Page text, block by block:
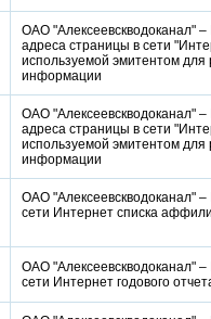
ОАО "Алексеевскводоканал"
адреса страницы в сети
используемой эмитентом для
информации
ОАО "Алексеевскводоканал"
адреса страницы в сети
используемой эмитентом для
информации
ОАО "Алексеевскводоканал" –
сети Интернет списка
ОАО "Алексеевскводоканал" –
сети Интернет годового